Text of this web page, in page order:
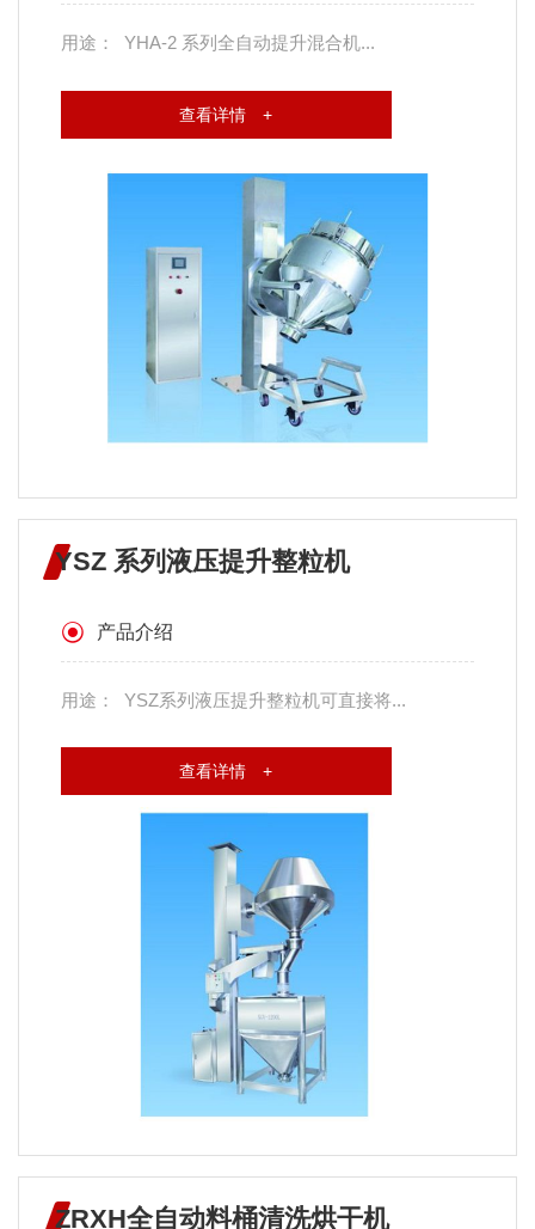
用途： YHA-2 系列全自动提升混合机...
查看详情 +
YSZ 系列液压提升整粒机
产品介绍
用途： YSZ系列液压提升整粒机可直接将...
查看详情 +
ZRXH全自动料桶清洗烘干机